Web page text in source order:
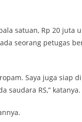
satuan, Rp 20 juta
seorang petugas
Saya juga siap
saudara RS,” katanya.